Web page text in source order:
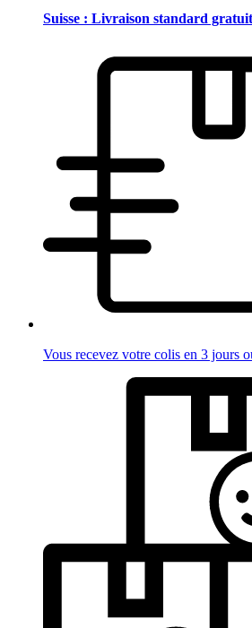
Suisse : Livraison standard
Vous recevez votre colis en 3 jours